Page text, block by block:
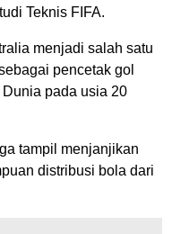
Teknis FIFA.
menjadi salah satu
pencetak gol
pada usia 20
tampil menjanjikan
distribusi bola dari